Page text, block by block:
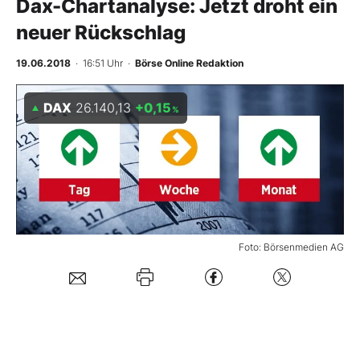
Finanz-Check
BO-Musterdepots
Experten
Mein B:O
Dax-Chartanalyse: Jetzt droht ein
neuer Rückschlag
19.06.2018 · 16:51 Uhr · Börse Online Redaktion
Foto: Börsenmedien AG
DAX 26.140,13 +0,15 %